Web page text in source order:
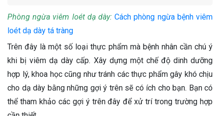
Phòng ngừa viêm loét dạ dày: Cách phòng ngừa bệnh viêm
loét dạ dày tá tràng
Trên đây là một số loại thực phẩm mà bệnh nhân cần chú ý
khi bị viêm dạ dày cấp. Xây dựng một chế độ dinh dưỡng
hợp lý, khoa học cũng như tránh các thực phẩm gây khó chịu
cho dạ dày bằng những gợi ý trên sẽ có ích cho bạn. Bạn có
thể tham khảo các gợi ý trên đây để xử trí trong trường hợp